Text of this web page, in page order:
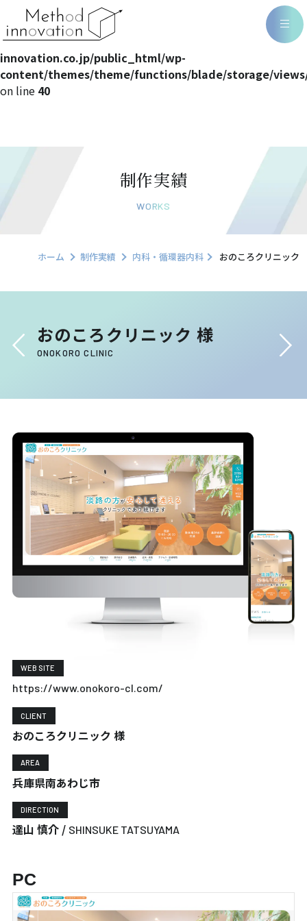
Warning: Undefined array key 0 in
/home/methodin/method-
innovation.co.jp/public_html/wp-
content/themes/theme/functions/blade/storage/views/
on line 40
制作実績
WORKS
ホーム 制作実績 内科・循環器内科 おのころクリニック
おのころクリニック 様
ONOKORO CLINIC
WEB SITE
https://www.onokoro-cl.com/
CLIENT
おのころクリニック 様
AREA
兵庫県南あわじ市
DIRECTION
達山 慎介 / SHINSUKE TATSUYAMA
PC